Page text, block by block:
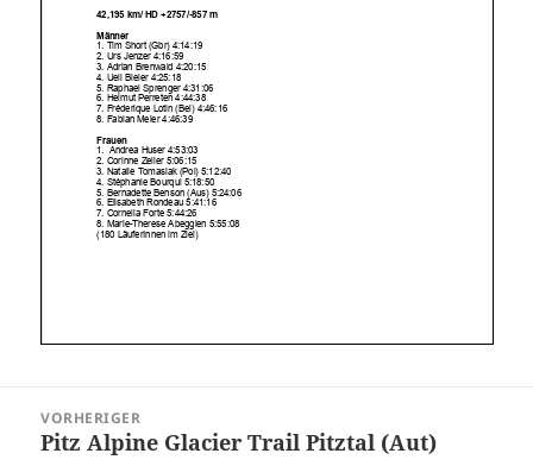
VORHERIGER
Vorheriger
Pitz Alpine Glacier Trail Pitztal (Aut)